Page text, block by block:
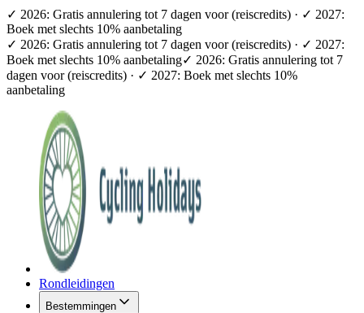
✓ 2026: Gratis annulering tot 7 dagen voor (reiscredits) · ✓ 2027:
Boek met slechts 10% aanbetaling
✓ 2026: Gratis annulering tot 7 dagen voor (reiscredits) · ✓ 2027:
Boek met slechts 10% aanbetaling✓ 2026: Gratis annulering tot 7
dagen voor (reiscredits) · ✓ 2027: Boek met slechts 10%
aanbetaling
Rondleidingen
Bestemmingen